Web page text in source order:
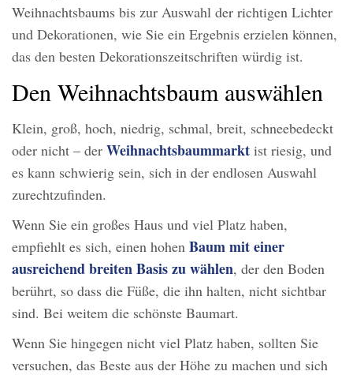
Weihnachtsbaums bis zur Auswahl der richtigen Lichter
und Dekorationen, wie Sie ein Ergebnis erzielen können,
das den besten Dekorationszeitschriften würdig ist.
Den Weihnachtsbaum auswählen
Klein, groß, hoch, niedrig, schmal, breit, schneebedeckt
oder nicht – der Weihnachtsbaummarkt ist riesig, und
es kann schwierig sein, sich in der endlosen Auswahl
zurechtzufinden.
Wenn Sie ein großes Haus und viel Platz haben,
empfiehlt es sich, einen hohen Baum mit einer
ausreichend breiten Basis zu wählen, der den Boden
berührt, so dass die Füße, die ihn halten, nicht sichtbar
sind. Bei weitem die schönste Baumart.
Wenn Sie hingegen nicht viel Platz haben, sollten Sie
versuchen, das Beste aus der Höhe zu machen und sich